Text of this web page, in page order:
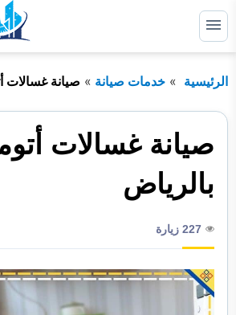
التجاوز
إلى القائمة
عن:
ابحث
خدمات صيانة
خدمات مكافحة حشرات
خدمات نظافة
خدمات نقل اثاث
الرئيسية خدمات صيانة صيانة غسالات
صيانة غسالات
بالرياض
227 زيارة